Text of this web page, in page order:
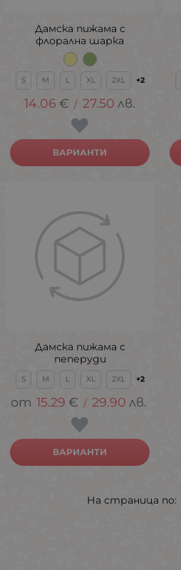
Дамска пижама с
флорална шарка
S M L XL 2XL +2
14.06 € / 27.50 лв.
ВАРИАНТИ
Дамска пижама с
пеперуди
S M L XL 2XL +2
15.29 € / 29.90 лв.
ВАРИАНТИ
На страница по: